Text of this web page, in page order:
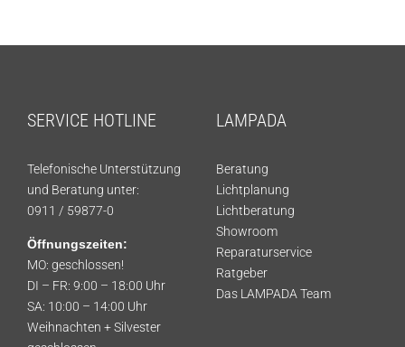
Kontakt
SERVICE HOTLINE
Telefonische Unterstützung
und Beratung unter:
0911 / 59877-0
Öffnungszeiten:
MO: geschlossen!
DI – FR: 9:00 – 18:00 Uhr
SA: 10:00 – 14:00 Uhr
Weihnachten + Silvester
LAMPADA
Beratung
Lichtplanung
Lichtberatung
Showroom
Reparaturservice
Ratgeber
Das LAMPADA Team